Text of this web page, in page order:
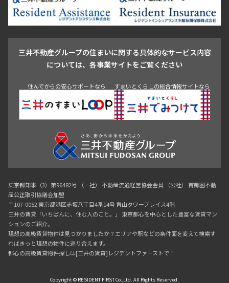
池尻大橋・三軒茶屋
祐天寺・学芸大学・自由が丘
駒沢・用賀・二子玉川
成城・砧
池袋・板橋・王子
青山 渋谷 東京・大手町 新宿 品川
目黒・中目黒
三井不動産グループの住まいに関する具体的なサービス内容
については、各事業サイトをご覧ください
住んでからの安心サポートなら すまいとくらしの総合情報サイトなら
東京都知事（3）第96482号 （一社） 不動産流通経営協会会員 （公社） 首都圏不動
産公正取引協議会加盟
〒107-0052 東京都港区赤坂八丁目4番14号 青山タワープレイス4階
三井の賃貸「いちばんに、住む人のこと。」 東京都心を中心とした豊富な賃貸マン
ションのご紹介。
理想の高級賃貸物件は見つかりましたか？エリアや駅などの条件面を変えて検索す
ればきっと理想の物件に巡り合えます。
都心の高級賃貸物件探しは[三井の賃貸]レジデントファーストで！
Copyright © RESIDENT FIRST Co.,Ltd. All Rights Reserved.